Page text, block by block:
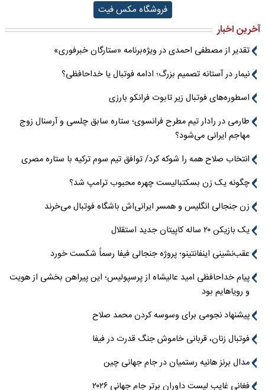
فروشگاه مکس فیت
آخرین اخبار
تقدیر از مصطفی احمدی در ویژه‌برنامه «ستارگان خبرفوری»
نیمار در آستانه تصمیم بزرگ؛ ادامه فوتبال یا خداحافظی؟
اسطوره‌های فوتبال زیر تابوت فرانکو بارزی
طارمی در رادار تیم مطرح فرانسوی؛ ستاره سابق چلسی و آرسنال زوج
مهاجم ایرانی می‌شود؟
انتخاب صلاح همه را شوکه کرد/ توافق تیم سوم ترکیه با ستاره مصری
چگونه یک زن بسکتبالیست چهره محبوب ترامپ شد؟
زن جنجالی انگلیس و همسر ایرانی‌اش باشگاه فوتبال می‌خرند
یک بازیکن ۲۰ ساله کاپیتان جدید استقلال
عقب‌نشینی اینفانتینو؛ پروژه جنجالی فیفا رسماً شکست خورد
پیام خداحافظی امید عالیشاه از پرسپولیس؛ این پیراهن بخشی از هویت
و رویاهایم بود
پیشنهاد نجومی برای وسوسه کردن محمد صلاح
فوتبال زنان، قربانی خاموش جنگ قدرت در فیفا
مدال برنز هانیه رستمیان در جام جهانی چین
فغانی غایب لیست داوران برتر جام جهانی ۲۰۲۶